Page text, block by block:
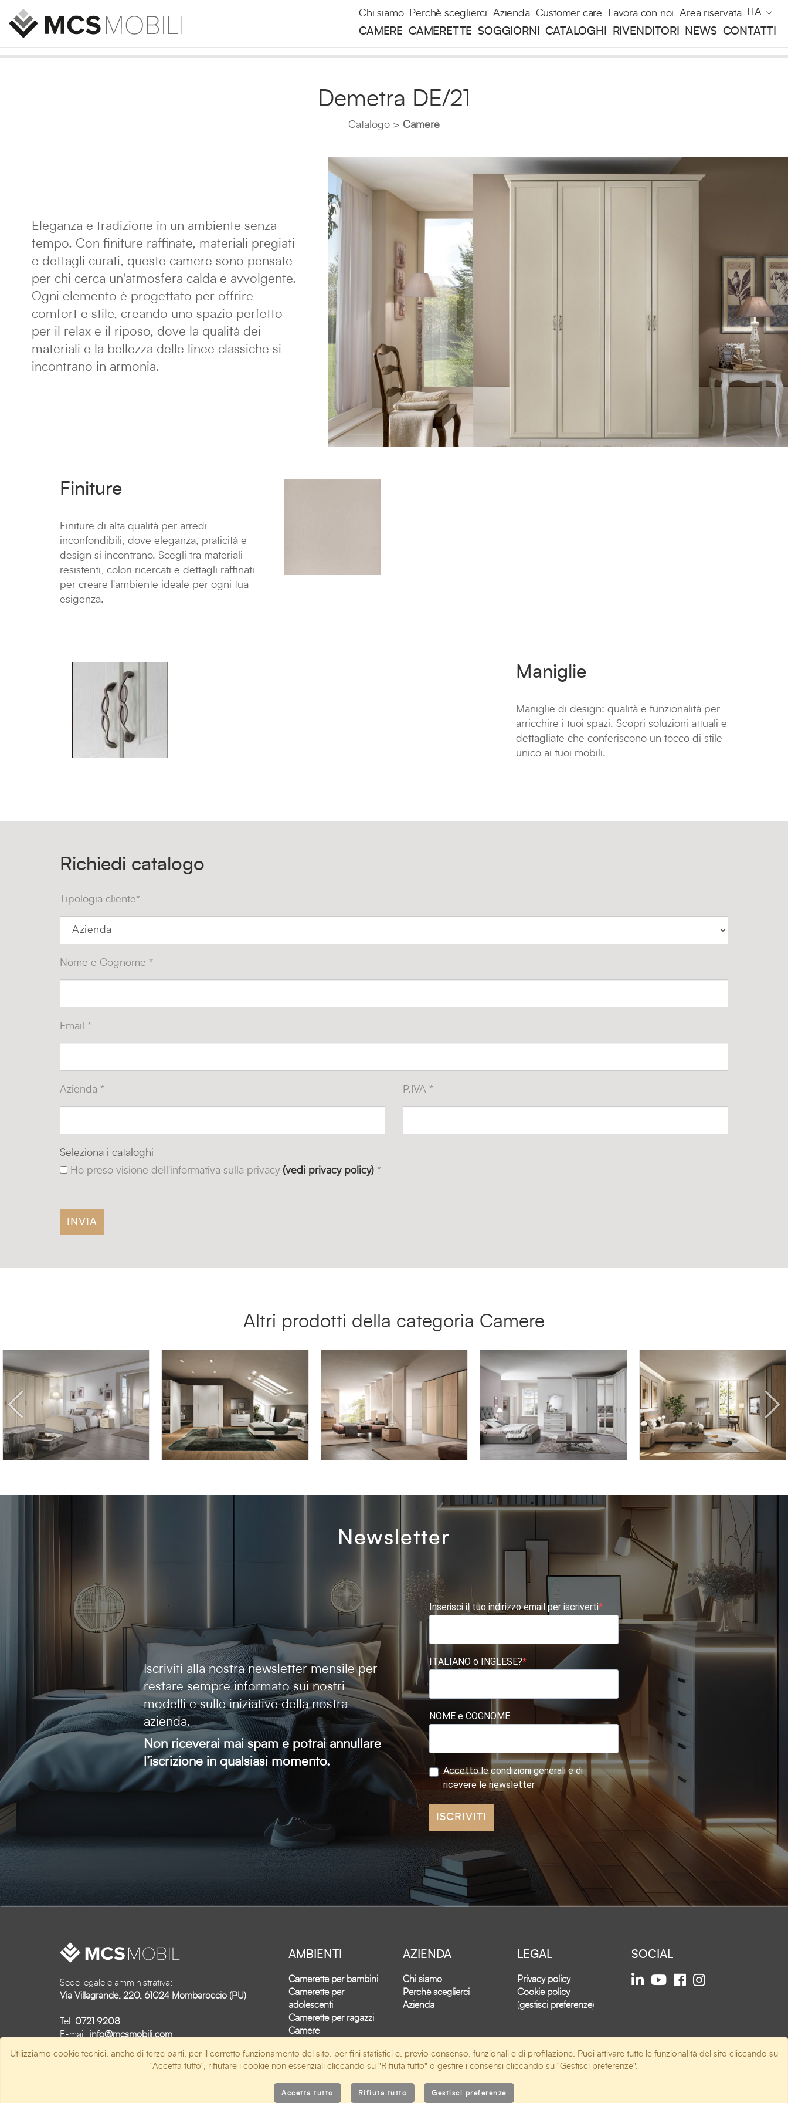
Chi siamo Perchè sceglierci Azienda Customer care Lavora con noi Area riservata ITA
CAMERE CAMERETTE SOGGIORNI CATALOGHI RIVENDITORI NEWS CONTATTI
Demetra DE/21
Catalogo Camere
Eleganza e tradizione in un ambiente senza
tempo. Con finiture raffinate, materiali pregiati
e dettagli curati, queste camere sono pensate
per chi cerca un'atmosfera calda e avvolgente.
Ogni elemento è progettato per offrire
comfort e stile, creando uno spazio perfetto
per il relax e il riposo, dove la qualità dei
materiali e la bellezza delle linee classiche si
incontrano in armonia.
Finiture
Finiture di alta qualità per arredi
inconfondibili, dove eleganza, praticità e
design si incontrano. Scegli tra materiali
resistenti, colori ricercati e dettagli raffinati
per creare l'ambiente ideale per ogni tua
esigenza.
Maniglie
Maniglie di design: qualità e funzionalità per
arricchire i tuoi spazi. Scopri soluzioni attuali e
dettagliate che conferiscono un tocco di stile
unico ai tuoi mobili.
Richiedi catalogo
Tipologia cliente*
Nome e Cognome *
Email *
Azienda * P.IVA *
Seleziona i cataloghi
Ho preso visione dell'informativa sulla privacy (vedi privacy policy) *
Altri prodotti della categoria Camere
DEMETRA DE/12 HYDRA HY11 LYRA LY07 DEMETRA DE/01 HYDRA HY12
Newsletter
Iscriviti alla nostra newsletter mensile per
restare sempre informato sui nostri
modelli e sulle iniziative della nostra
azienda.
Non riceverai mai spam e potrai annullare
l’iscrizione in qualsiasi momento.
Inserisci il tuo indirizzo email per iscriverti
ITALIANO o INGLESE?
NOME e COGNOME
Accetto le condizioni generali e di
ricevere le newsletter
ISCRIVITI
Sede legale e amministrativa:
Via Villagrande, 220, 61024 Mombaroccio (PU)
Tel: 0721 9208
E-mail: info@mcsmobili.com
P.IVA 02692160415
AMBIENTI
Camerette per bambini
Camerette per
adolescenti
Camerette per ragazzi
Camere
AZIENDA
Chi siamo
Perchè sceglierci
Azienda
LEGAL
Privacy policy
Cookie policy
(gestisci preferenze)
SOCIAL
Utilizziamo cookie tecnici, anche di terze parti, per il corretto funzionamento del sito, per fini statistici e, previo consenso, funzionali e di profilazione. Puoi attivare tutte le funzionalità del sito cliccando su
"Accetta tutto", rifiutare i cookie non essenziali cliccando su "Rifiuta tutto" o gestire i consensi cliccando su "Gestisci preferenze".
Accetta tutto Rifiuta tutto Gestisci preferenze